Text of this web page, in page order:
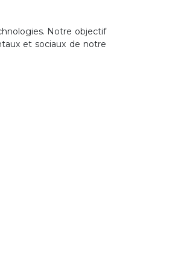
Notre objectif
et sociaux de notre